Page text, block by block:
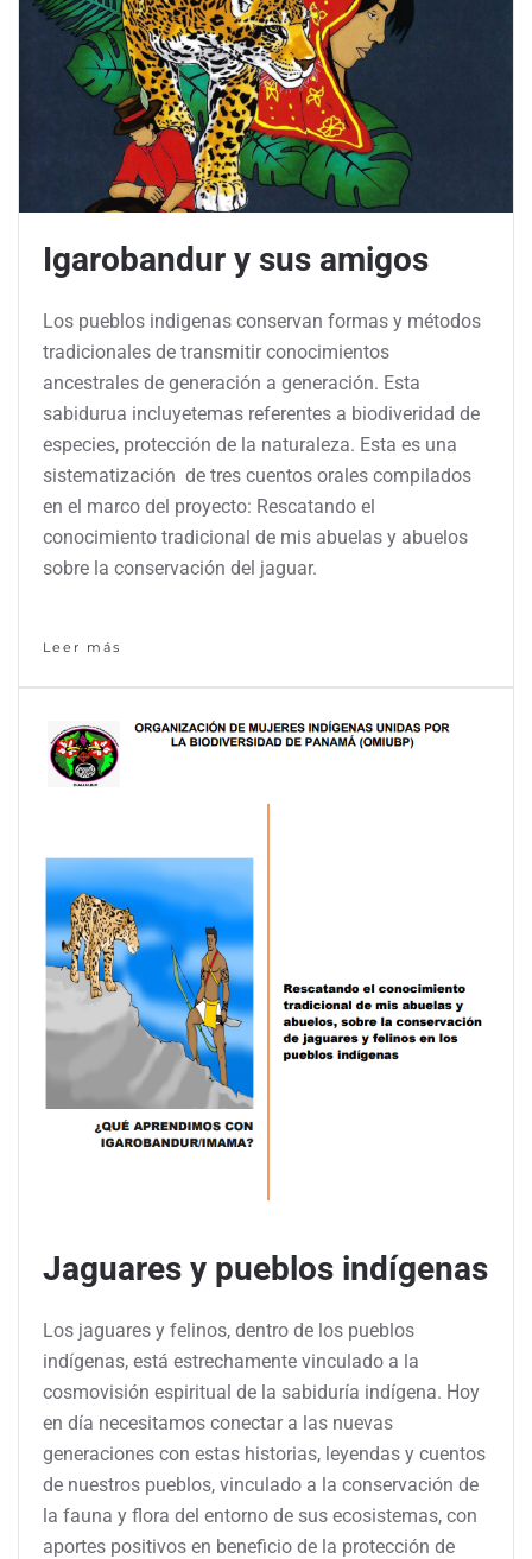
Igarobandur y sus amigos
Los pueblos indigenas conservan formas y métodos
tradicionales de transmitir conocimientos
ancestrales de generación a generación. Esta
sabidurua incluyetemas referentes a biodiveridad de
especies, protección de la naturaleza. Esta es una
sistematización de tres cuentos orales compilados
en el marco del proyecto: Rescatando el
conocimiento tradicional de mis abuelas y abuelos
sobre la conservación del jaguar.
Leer más
Jaguares y pueblos indígenas
Los jaguares y felinos, dentro de los pueblos
indígenas, está estrechamente vinculado a la
cosmovisión espiritual de la sabiduría indígena. Hoy
en día necesitamos conectar a las nuevas
generaciones con estas historias, leyendas y cuentos
de nuestros pueblos, vinculado a la conservación de
la fauna y flora del entorno de sus ecosistemas, con
aportes positivos en beneficio de la protección de